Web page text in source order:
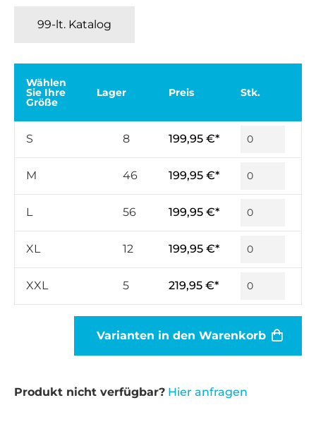
99-lt. Katalog
Wählen
Sie Ihre
Größe
Lager Preis Stk.
S 8 199,95 €*
M 46 199,95 €*
L 56 199,95 €*
XL 12 199,95 €*
XXL 5 219,95 €*
Varianten in den Warenkorb
Produkt nicht verfügbar? Hier anfragen